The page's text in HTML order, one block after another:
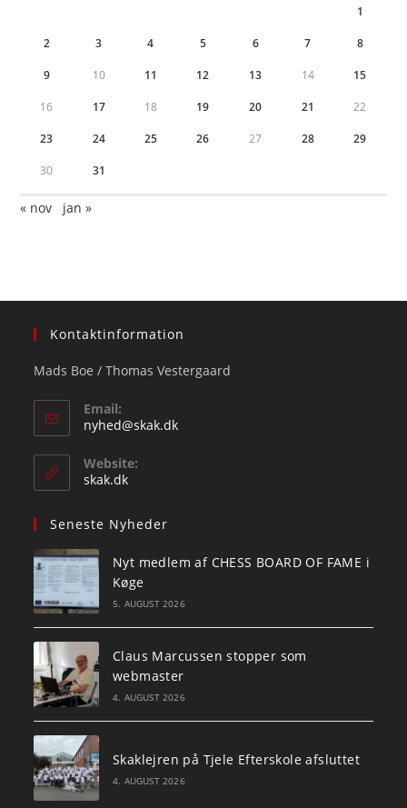
1
2 3 4 5 6 7 8
9 10 11 12 13 14 15
16 17 18 19 20 21 22
23 24 25 26 27 28 29
30 31
« nov jan »
Kontaktinformation
Mads Boe / Thomas Vestergaard
Email:
nyhed@skak.dkOpens
Website:
skak.dk
Seneste Nyheder
Nyt medlem af CHESS BOARD OF FAME i
Køge
5. AUGUST 2026
Claus Marcussen stopper som
webmaster
4. AUGUST 2026
Skaklejren på Tjele Efterskole afsluttet
4. AUGUST 2026